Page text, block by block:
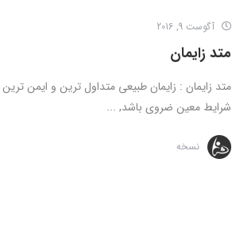
آگوست 9, 2016
متد زایمان
متد زایمان : زایمان طبیعی متداول ترین و ایمن
شرایط معین ضروی باشد, ...
نسخه